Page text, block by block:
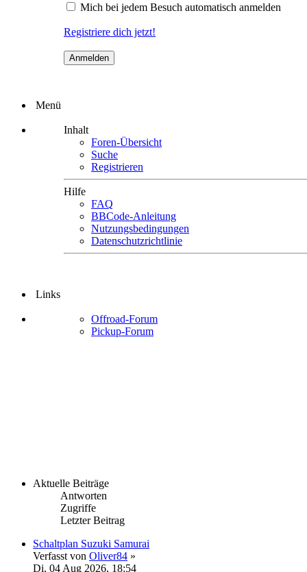
Mich bei jedem Besuch automatisch anmelden
Registriere dich jetzt!
Menü
Inhalt
Foren-Übersicht
Suche
Registrieren
Hilfe
FAQ
BBCode-Anleitung
Nutzungsbedingungen
Datenschutzrichtlinie
Links
Offroad-Forum
Pickup-Forum
Aktuelle Beiträge
Antworten
Zugriffe
Letzter Beitrag
Schaltplan Suzuki Samurai
Verfasst von Oliver84 »
Di, 04 Aug 2026, 18:54